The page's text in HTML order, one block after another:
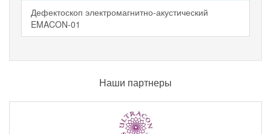
Дефектоскоп электромагнитно-акустический
EMACON-01
Наши партнеры